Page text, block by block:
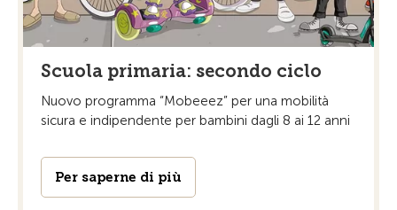
Scuola primaria: secondo ciclo
Nuovo programma “Mobeeez” per una mobilità
sicura e indipendente per bambini dagli 8 ai 12 anni
Per saperne di più